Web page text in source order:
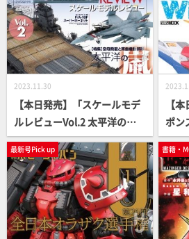
集】
2023.11.30
【本日発売】「スケールモデ
ルレビューVol.2 太平洋の嵐
～空母飛龍と南雲機動部隊」
【スケールモデル】
【
ポン
ーズ
【ガ
最新号Pick up 書籍・